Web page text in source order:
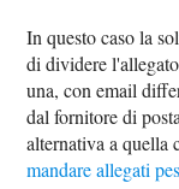
In questo caso la
di dividere
una, con email
dal fornitore di
alternativa a quella
mandare allegati